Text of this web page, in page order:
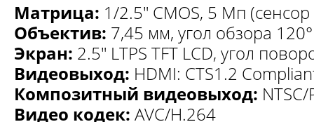
Матрица: 1/2.5" CMOS, 5 Мп
Объектив: 7,45 мм, угол обзора 120°
Экран: 2.5" LTPS TFT LCD, угол
Видеовыход: HDMI: CTS1.2
Композитный видеовыход: NTSC/
Видео кодек: AVC/H.264